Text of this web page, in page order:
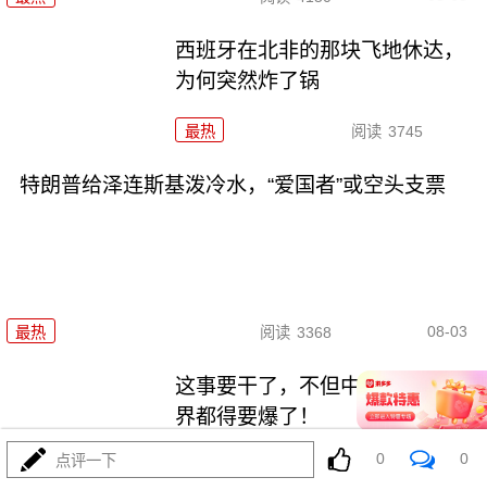
西班牙在北非的那块飞地休达，
为何突然炸了锅
最热 阅读 3745
特朗普给泽连斯基泼冷水，“爱国者”或空头支票
最热 阅读 3368 08-03
这事要干了，不但中东要爆，世
界都得要爆了！
阅读 19155
点评一下 0 0